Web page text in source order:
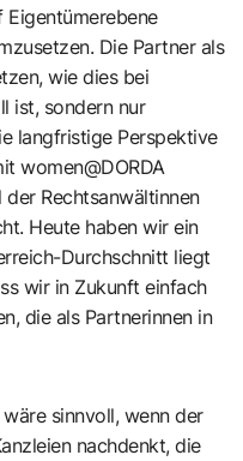
Die Partner als
wie dies bei
ist, sondern nur
langfristige Perspektive
women@DORDA
Rechtsanwältinnen
Heute haben wir ein
Durchschnitt liegt
wir in Zukunft einfach
die als Partnerinnen in
sinnvoll, wenn der
nachdenkt, die